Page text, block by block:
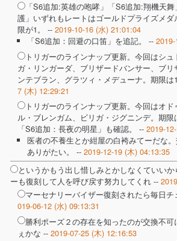
「S6追加:英雄の咆哮」「S6追加:翔機天
護」いずれもレートはゴールドプライズメ
限が1。 -- 2019-10-16 (水) 21:01:04
「S6追加：回避の口笛」を追記。 --
トリガーのラインナップ更新。今回はシ
ガ・リンガーダ、ブリザードバンサー、ブ
ンテブラン、グラツィ・メデューナ。期限は
7 (木) 12:29:21
トリガーのラインナップ更新。今回はオド
ル・ブレンガム、ビリガ・ジグニンデ。期限
「S6追加：長夜の明星」も確認。 -- 2019-
医者の不養生とか紺屋の白袴みてーだな
ありがたい。 -- 2019-12-19 (木) 04:13:35
というかもう出し惜しみとかしなくていい
ーも復刻して人を呼び戻す努力してくれ --
マーセナリーバイザー復刻されたら毎日
019-06-12 (水) 09:13:31
勝利ポーズ２の存在を知ったのが交換不
ぇかな -- 2019-07-25 (木) 12:16:53